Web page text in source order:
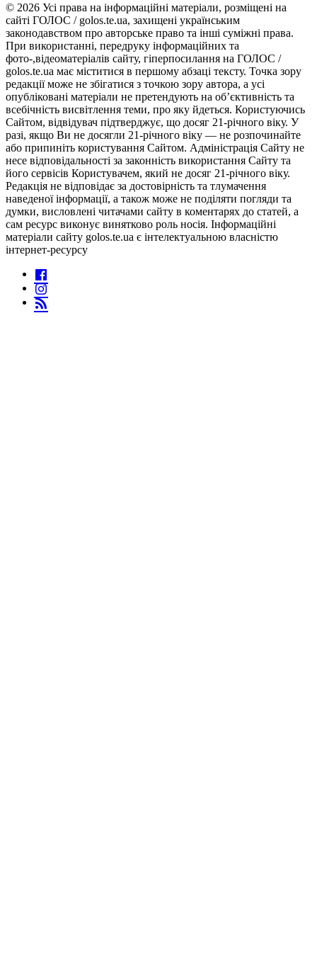
© 2026 Усі права на інформаційні матеріали, розміщені на
сайті ГОЛОС / golos.te.ua, захищені українським
законодавством про авторське право та інші суміжні права.
При використанні, передруку інформаційних та
фото-,відеоматеріалів сайту, гіперпосилання на ГОЛОС /
golos.te.ua має міститися в першому абзаці тексту. Точка зору
редакції може не збігатися з точкою зору автора, а усі
опубліковані матеріали не претендують на об’єктивність та
всебічність висвітлення теми, про яку йдеться. Користуючись
Сайтом, відвідувач підтверджує, що досяг 21-річного віку. У
разі, якщо Ви не досягли 21-річного віку — не розпочинайте
або припиніть користування Сайтом. Адміністрація Сайту не
несе відповідальності за законність використання Сайту та
його сервісів Користувачем, який не досяг 21-річного віку.
Редакція не відповідає за достовірність та тлумачення
наведеної інформації, а також може не поділяти погляди та
думки, висловлені читачами сайту в коментарях до статей, а
сам ресурс виконує винятково роль носія. Інформаційні
матеріали сайту golos.te.ua є інтелектуальною власністю
інтернет-ресурсу